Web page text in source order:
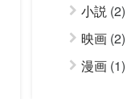
小説 (2)
映画 (2)
漫画 (1)